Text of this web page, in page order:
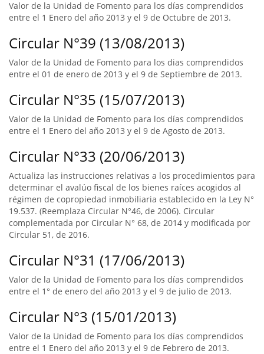
Valor de la Unidad de Fomento para los días comprendidos
entre el 1 Enero del año 2013 y el 9 de Octubre de 2013.
Circular N°39 (13/08/2013)
Valor de la Unidad de Fomento para los dias comprendidos
entre el 01 de enero de 2013 y el 9 de Septiembre de 2013.
Circular N°35 (15/07/2013)
Valor de la Unidad de Fomento para los días comprendidos
entre el 1 Enero del año 2013 y el 9 de Agosto de 2013.
Circular N°33 (20/06/2013)
Actualiza las instrucciones relativas a los procedimientos para
determinar el avalúo fiscal de los bienes raíces acogidos al
régimen de copropiedad inmobiliaria establecido en la Ley N°
19.537. (Reemplaza Circular N°46, de 2006). Circular
complementada por Circular N° 68, de 2014 y modificada por
Circular 51, de 2016.
Circular N°31 (17/06/2013)
Valor de la Unidad de Fomento para los días comprendidos
entre el 1° de enero del año 2013 y el 9 de julio de 2013.
Circular N°3 (15/01/2013)
Valor de la Unidad de Fomento para los días comprendidos
entre el 1 Enero del año 2013 y el 9 de Febrero de 2013.